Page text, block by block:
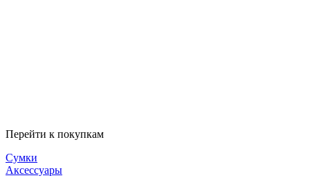
Перейти к покупкам
Сумки
Аксессуары